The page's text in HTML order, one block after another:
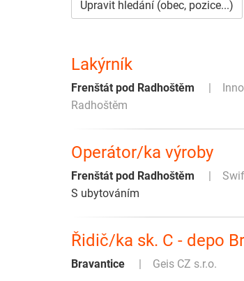
Upravit hledání (obec, pozice...)
Lakýrník
Frenštát pod Radhoštěm
Radhoštěm
Operátor/ka výroby
Frenštát pod Radhoštěm
S ubytováním
Řidič/ka sk. C - depo
Bravantice Geis CZ s.r.o.